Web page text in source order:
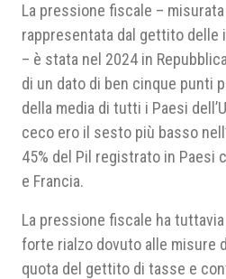
La pressione fiscale –
rappresentata dal gettito
– è stata nel 2024 in
di un dato di ben cinque punti
della media di tutti i Paesi
ceco ero il sesto più basso
45% del Pil registrato in Paesi
e Francia.
La pressione fiscale ha
forte rialzo dovuto alle misure
quota del gettito di tasse e